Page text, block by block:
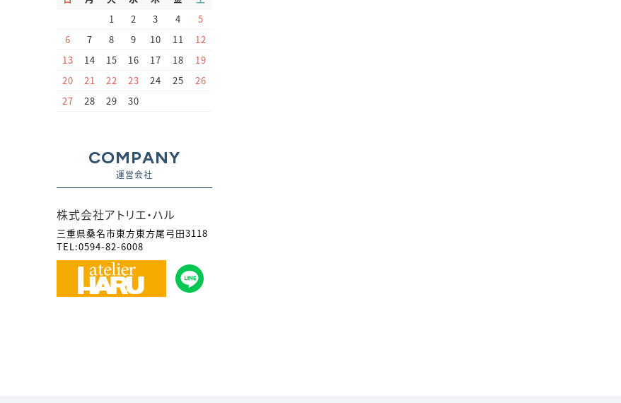
1
2 3 4
5
6
7 8 9 10 11
12
13
14 15 16 17 18
19
20
21 22 23 24 25
26
27
28 29 30
COMPANY
運営会社
株式会社アトリエ・ハル
三重県桑名市東方東方尾弓田3118
TEL:0594-82-6008